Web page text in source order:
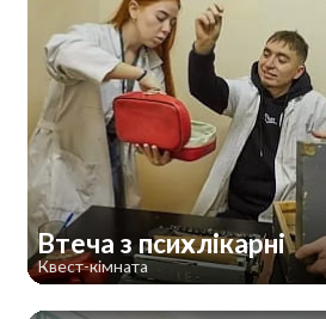
Втеча з психлікарні
Квест-кімната